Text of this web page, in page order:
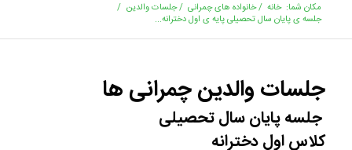
مکان شما: خانه /خانواده های چمرانی /جلسات والدین /
جلسه ی پایان سال تحصیلی پایه ی اول دخترانه...
جلسات والدین چمرانی ها
جلسه پایان سال تحصیلی
کلاس اول دخترانه